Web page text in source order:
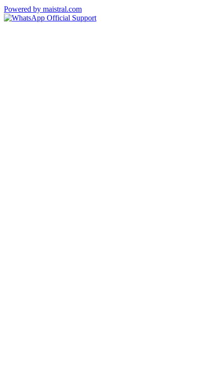
Powered by maistral.com